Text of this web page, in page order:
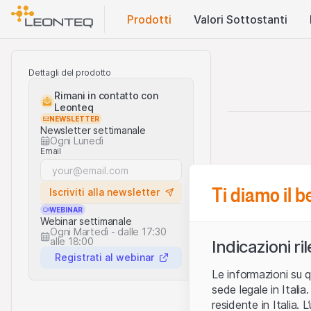
Prodotti Valori Sottostanti
Dettagli del prodotto
Rimani in contatto con
Leonteq
NEWSLETTER
Newsletter settimanale
Ogni Lunedì
Email
Iscriviti alla newsletter
WEBINAR
Webinar settimanale
Ogni Martedì - dalle 17:30
alle 18:00
Registrati al webinar
Ti diamo il
Indicazioni
Le informazioni su
sede legale in
residente in Italia.